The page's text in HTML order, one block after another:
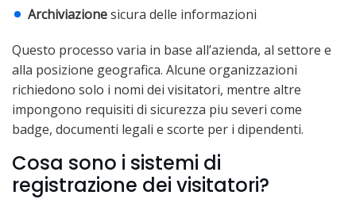
Archiviazionesicura delle informazioni
Questo processo varia in base all’azienda, al settore e
alla posizione geografica. Alcune organizzazioni
richiedono solo i nomi dei visitatori, mentre altre
impongono requisiti di sicurezza piu severi come
badge, documenti legali e scorte per i dipendenti.
Cosa sono i sistemi di
registrazione dei visitatori?